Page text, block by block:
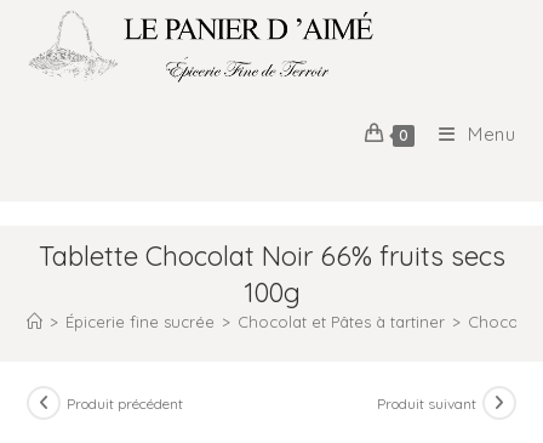
0 Menu
Tablette Chocolat Noir 66% fruits secs
100g
> Épicerie fine sucrée > Chocolat et Pâtes à tartiner > Chocolat
Produit précédent Produit suivant